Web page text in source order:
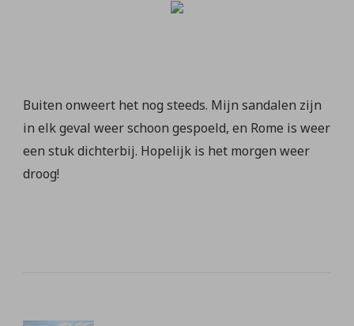
Buiten onweert het nog steeds. Mijn sandalen zijn
in elk geval weer schoon gespoeld, en Rome is weer
een stuk dichterbij. Hopelijk is het morgen weer
droog!